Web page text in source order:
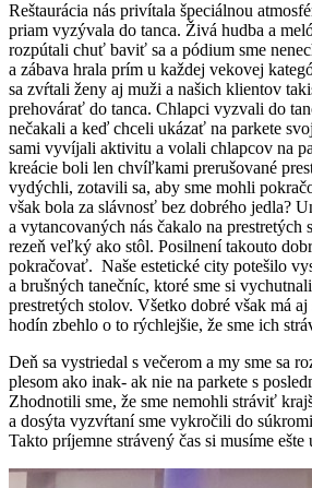
Reštaurácia nás privítala špeciálnou
priam vyzývala do tanca. Živá hudba a
rozpútali chuť baviť sa a pódium sme
a zábava hrala prím u každej vekovej
sa zvŕtali ženy aj muži a našich klientov
prehovárať do tanca. Chlapci vyzvali do
nečakali a keď chceli ukázať na parkete
sami vyvíjali aktivitu a volali chlapcov na
kreácie boli len chvíľkami prerušované
vydýchli, zotavili sa, aby sme mohli
však bola za slávnosť bez dobrého jedla?
a vytancovaných nás čakalo na prestretých
rezeň veľký ako stôl. Posilnení takouto
pokračovať. Naše estetické city potešilo
a brušných tanečníc, ktoré sme si
prestretých stolov. Všetko dobré však má
hodín zbehlo o to rýchlejšie, že sme ich
Deň sa vystriedal s večerom a my sme sa
plesom ako inak- ak nie na parkete s
Zhodnotili sme, že sme nemohli stráviť
a dosýta vyzvŕtaní sme vykročili do
Takto príjemne strávený čas si musíme